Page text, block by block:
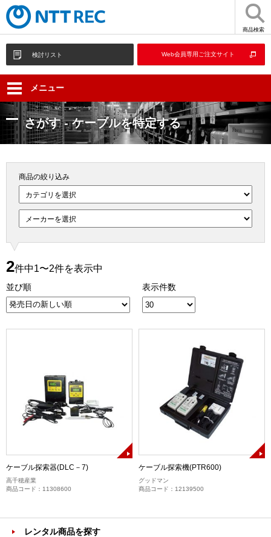
商品検索
検討リスト Web会員専用ご注文サイト
メニュー
さがす - ケーブルを特定する
商品の絞り込み
2件中1〜2件を表示中
並び順 表示件数
ケーブル探索器(DLC－7)
高千穂産業
商品コード：11308600
ケーブル探索機(PTR600)
グッドマン
商品コード：12139500
レンタル商品を探す